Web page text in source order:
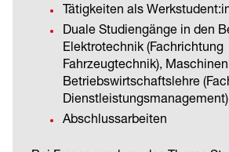
Tätigkeiten als
Duale Studiengänge in den
Elektrotechnik (Fachrichtung
Fahrzeugtechnik),
Betriebswirtschaftslehre
Dienstleistungsmanagement)
Abschlussarbeiten